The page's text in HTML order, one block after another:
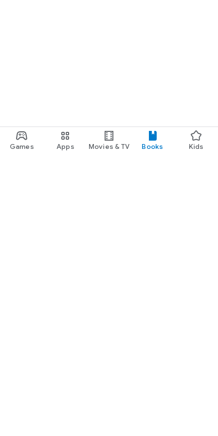
Games Apps Movies & TV Books Kids